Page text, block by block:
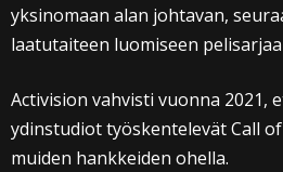
yksinomaan alan johtavan,
laatutaiteen luomiseen
Activision vahvisti vuonna 2021,
ydinstudiot työskentelevät Call
muiden hankkeiden ohella.